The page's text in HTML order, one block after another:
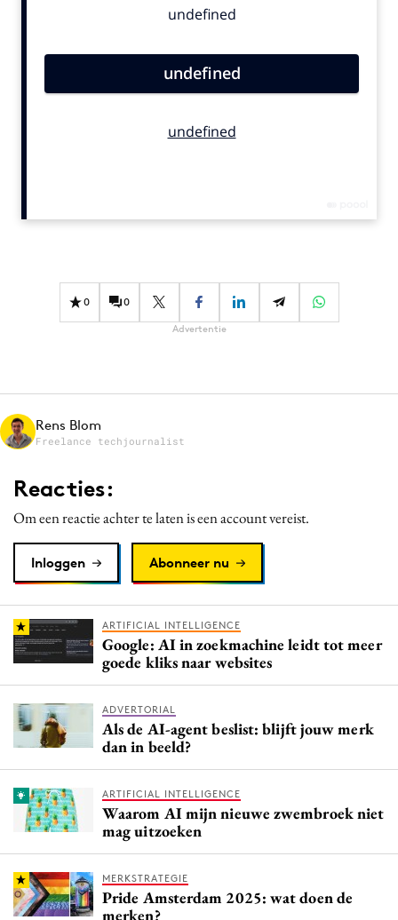
Contentmarketing
Effectiviteit
Gedragsverandering
Martech
Media
Merkstrategie
Programmatic
Purpose Marketing
Reputatie & crisis
0 0
Advertentie
Rens Blom
Freelance techjournalist
Reacties:
Om een reactie achter te laten is een account vereist.
Inloggen Abonneer nu
ARTIFICIAL INTELLIGENCE
Google: AI in zoekmachine leidt tot meer
goede kliks naar websites
ADVERTORIAL
Als de AI-agent beslist: blijft jouw merk
dan in beeld?
ARTIFICIAL INTELLIGENCE
Waarom AI mijn nieuwe zwembroek niet
mag uitzoeken
MERKSTRATEGIE
Pride Amsterdam 2025: wat doen de
merken?